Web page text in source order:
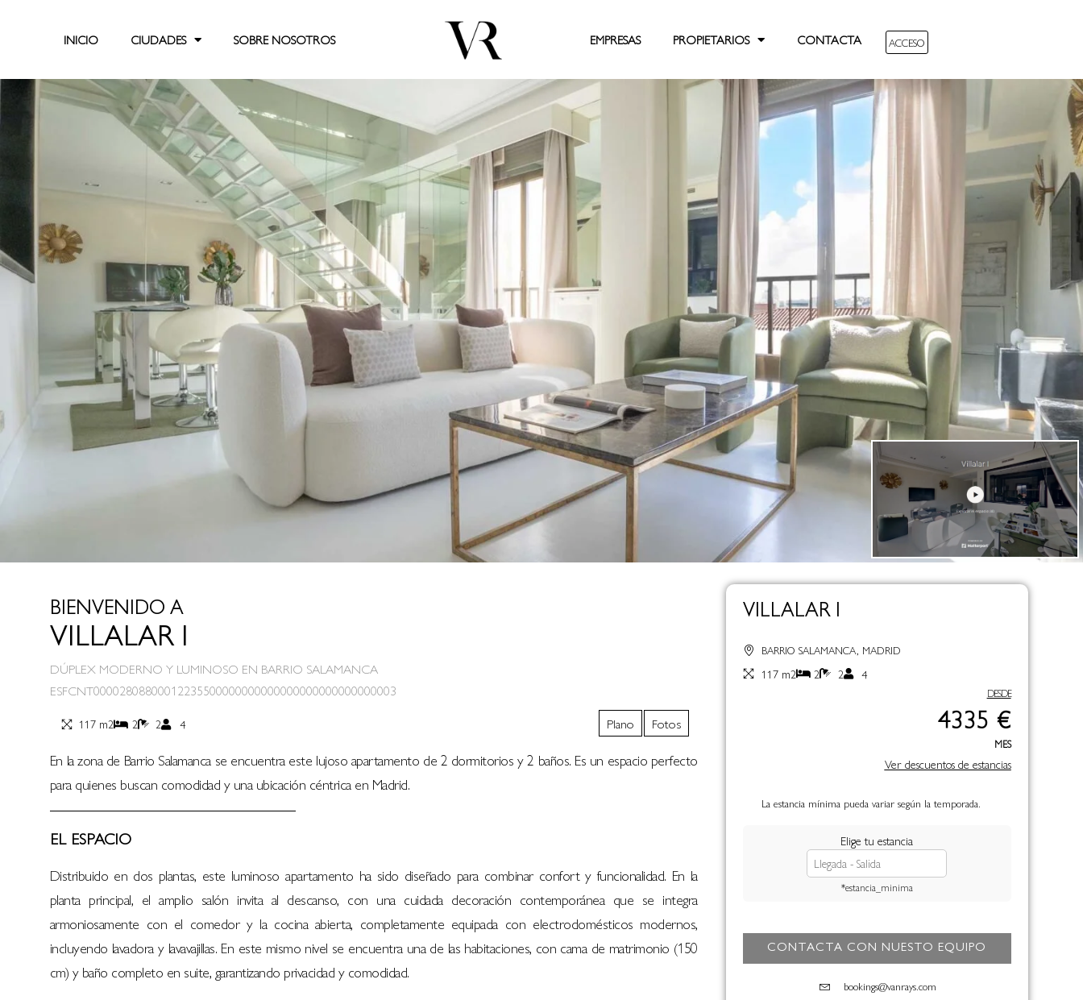
INICIO CIUDADES SOBRE NOSOTROS EMPRESAS PROPIETARIOS CONTACTA ACCESO
BIENVENIDO A
VILLALAR I
DÚPLEX MODERNO Y LUMINOSO EN BARRIO SALAMANCA
ESFCNT00002808800012235500000000000000000000000000003
117 m2 2 2 4 Plano Fotos
En la zona de Barrio Salamanca se encuentra este lujoso apartamento de 2 dormitorios y 2 baños. Es un espacio perfecto
para quienes buscan comodidad y una ubicación céntrica en Madrid.
EL ESPACIO
Distribuido en dos plantas, este luminoso apartamento ha sido diseñado para combinar confort y funcionalidad. En la
planta principal, el amplio salón invita al descanso, con una cuidada decoración contemporánea que se integra
armoniosamente con el comedor y la cocina abierta, completamente equipada con electrodomésticos modernos,
incluyendo lavadora y lavavajillas. En este mismo nivel se encuentra una de las habitaciones, con cama de matrimonio (150
cm) y baño completo en suite, garantizando privacidad y comodidad.
VILLALAR I
BARRIO SALAMANCA, MADRID
117 m2 2 2 4
DESDE
4335 €
MES
Ver descuentos de estancias
La estancia mínima pueda variar según la temporada.
Elige tu estancia
*estancia_minima
CONTACTA CON NUESTO EQUIPO
bookings@vanrays.com